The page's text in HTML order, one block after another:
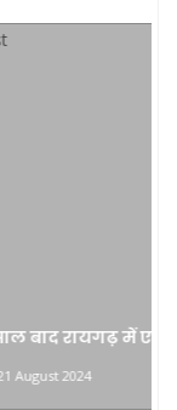
सर्कस ,